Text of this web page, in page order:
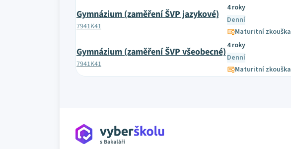
Gymnázium (zaměření ŠVP jazykové)
7941K41
4 roky
Denní
Maturitní zkouška
Gymnázium (zaměření ŠVP všeobecné)
7941K41
4 roky
Denní
Maturitní zkouška